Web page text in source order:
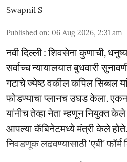
Swapnil S
Published on: 06 Aug 2026, 2:31 am
नवी दिल्ली : शिवसेना कुणाची,
सर्वाच्च न्यायालयात बुधवारी
गटाचे ज्येष्ठ वकील कपिल सिब्बल
फोडण्याचा प्लानच उघड केला.
यांनीच तेव्हा नेता म्हणून नियुक्त
आपल्या कॅबिनेटमध्ये मंत्री केले
निवडणूक लढवण्यासाठी ‘एबी’ फॉर्म